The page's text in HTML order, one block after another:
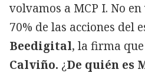
volvamos a MCP I. No
70% de las acciones del
Beedigital, la firma
Calviño. ¿De quién es